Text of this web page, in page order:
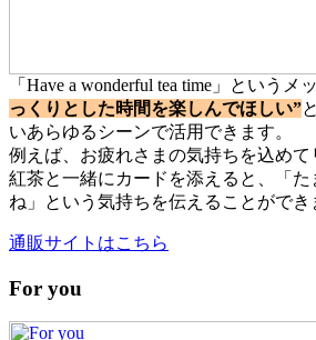
「Have a wonderful tea time」というメ
っくりとした時間を楽しんでほしい”
いあらゆるシーンで活用できます。
例えば、お疲れさまの気持ちを込め
紅茶と一緒にカードを添えると、「た
ね」という気持ちを伝えることができ
通販サイトはこちら
For you